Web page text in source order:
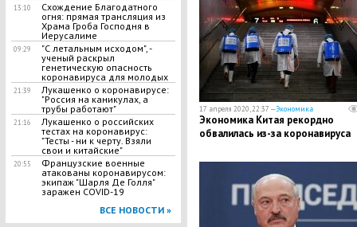
13:10
Схождение Благодатного
огня: прямая трансляция из
Храма Гроба Господня в
Иерусалиме
09:29
"С летальным исходом", -
ученый раскрыл
генетическую опасность
коронавируса для молодых
21:39
Лукашенко о коронавирусе:
"Россия на каникулах, а
трубы работают"
21:16
Лукашенко о российских
тестах на коронавирус:
"Тесты - ни к черту. Взяли
свои и китайские"
20:55
Французские военные
атакованы коронавирусом:
экипаж "Шарля Де Голля"
заражен COVID-19
ВСЕ НОВОСТИ »
17 апреля 2020, 22:37 —Экономика
Экономика Китая рекордно
обвалилась из-за коронавируса